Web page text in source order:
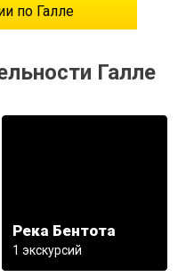
по Галле
Галле
Река Бентота
1 экскурсий